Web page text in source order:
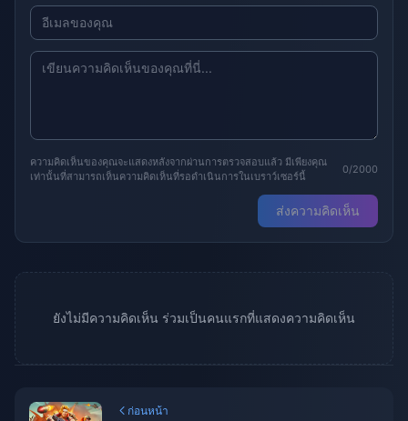
ความคิดเห็นของคุณจะแสดงหลังจากผ่านการตรวจสอบแล้ว มีเพียงคุณ
เท่านั้นที่สามารถเห็นความคิดเห็นที่รอดำเนินการในเบราว์เซอร์นี้
0/2000
ส่งความคิดเห็น
ยังไม่มีความคิดเห็น ร่วมเป็นคนแรกที่แสดงความคิดเห็น
ก่อนหน้า